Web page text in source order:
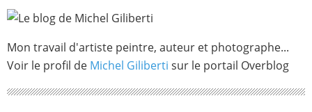
Mon travail d'artiste peintre, auteur et photographe...
Voir le profil de Michel Giliberti sur le portail Overblog